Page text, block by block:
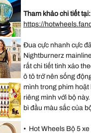
Tham khảo chi tiết tại:
https://
Đua cực nhanh cực
Nightburnerz
rất chi tiết tinh xảo
ô tô trở nên sống
mình trong phim
riêng mình với bộ
bì đầu màu sắc của
• Hot Wheels Bộ 5